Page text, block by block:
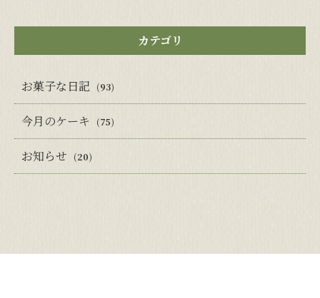
カテゴリ
お菓子な日記 (93)
今月のケーキ (75)
お知らせ (20)